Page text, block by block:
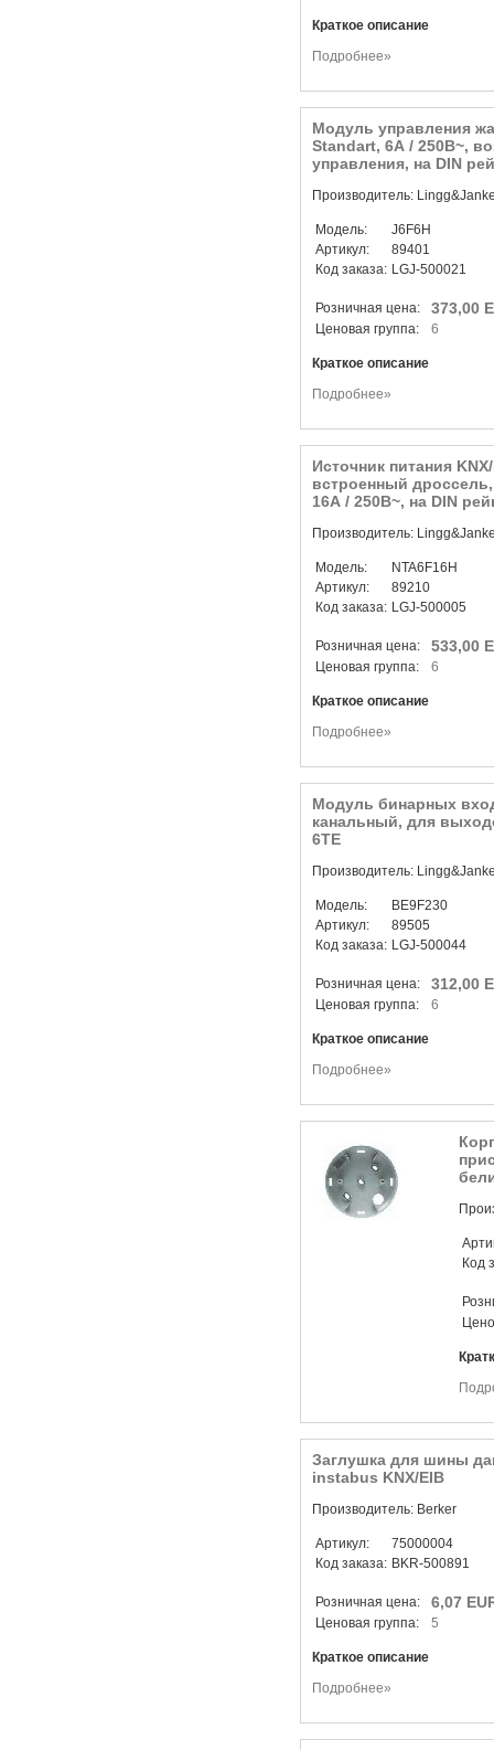
Краткое описание
Подробнее»
Модуль управления
Standart, 6А / 250В~,
управления, на DIN
Производитель:
Модель:
J6F6H
Артикул:
89401
Код заказа: LGJ-500021
Розничная цена: 373,00
Ценовая группа: 6
Краткое описание
Подробнее»
Источник питания
встроенный
16А / 250В~, на DIN
Производитель:
Модель:
NTA6F16H
Артикул:
89210
Код заказа: LGJ-500005
Розничная цена: 533,00
Ценовая группа: 6
Краткое описание
Подробнее»
Модуль бинарных
канальный, для
6TE
Производитель:
Модель:
BE9F230
Артикул:
89505
Код заказа: LGJ-500044
Розничная цена: 312,00
Ценовая группа: 6
Краткое описание
Подробнее»
Код
Заглушка для шины
instabus KNX/EIB
Производитель: Berker
Артикул:
75000004
Код заказа: BKR-500891
Розничная цена: 6,07
Ценовая группа: 5
Краткое описание
Подробнее»